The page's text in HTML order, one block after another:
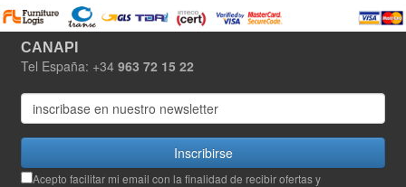
CANAPI
Tel España: +34 963 72 15 22
Inscribirse
Acepto facilitar mi email con la finalidad de recibir ofertas y